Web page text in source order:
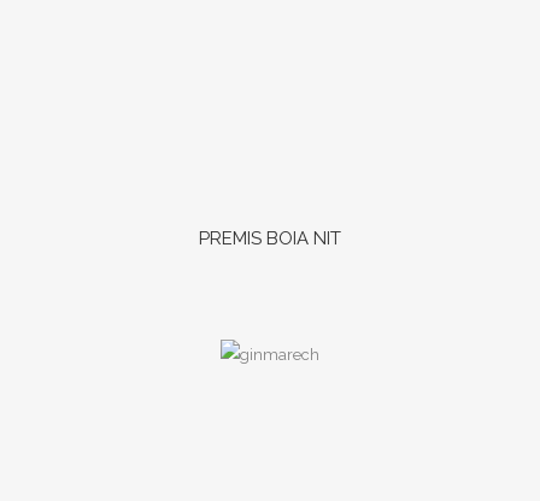
PREMIS BOIA NIT